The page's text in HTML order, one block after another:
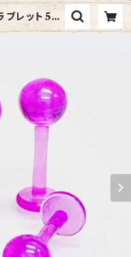
ブレット5個
| 4ages